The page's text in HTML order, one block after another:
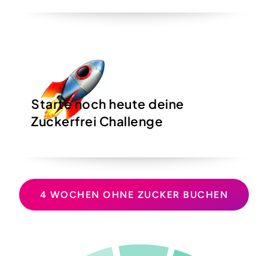
Starte noch heute deine
Zuckerfrei Challenge
4 WOCHEN OHNE ZUCKER BUCHEN